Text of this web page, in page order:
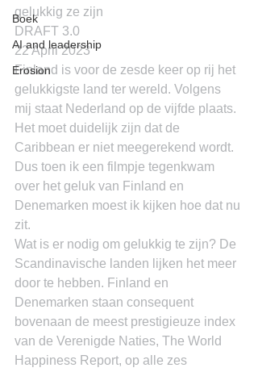
Boek
AI and leadership
Erosion
gelukkig ze zijn
DRAFT 3.0
22 April 2023
Finland is voor de zesde keer op rij het
gelukkigste land ter wereld. Volgens
mij staat Nederland op de vijfde plaats.
Het moet duidelijk zijn dat de
Caribbean er niet meegerekend wordt.
Dus toen ik een filmpje tegenkwam
over het geluk van Finland en
Denemarken moest ik kijken hoe dat nu
zit.
Wat is er nodig om gelukkig te zijn? De
Scandinavische landen lijken het meer
door te hebben. Finland en
Denemarken staan consequent
bovenaan de meest prestigieuze index
van de Verenigde Naties, The World
Happiness Report, op alle zes